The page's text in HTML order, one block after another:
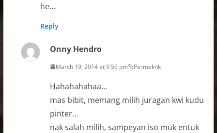
he…
Reply
Onny Hendro
March 19, 2014 at 9:56 pm Permalink
Hahahahahaa…
mas bibit, memang milih juragan kwi kudu
pinter…
nak salah milih, sampeyan iso muk entuk